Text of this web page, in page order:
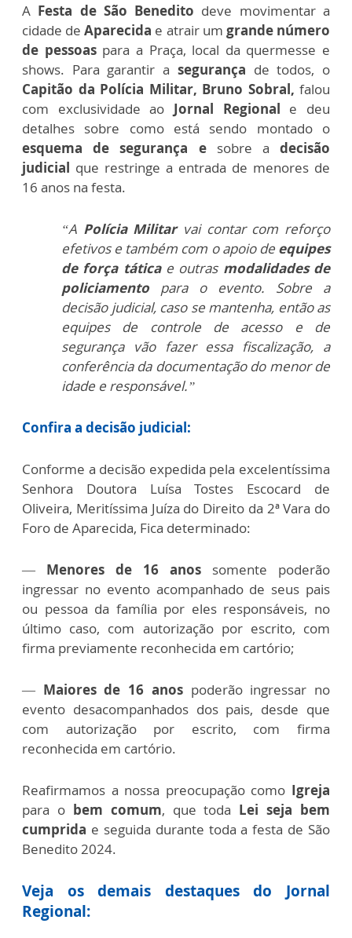
A Festa de São Benedito deve movimentar a
cidade deAparecida e atrair um grande número
de pessoaspara a Praça, local da quermesse e
shows. Para garantir a segurança de todos, o
Capitão da Polícia Militar, Bruno Sobral, falou
com exclusividade ao Jornal Regional e deu
detalhes sobre como está sendo montado o
esquema de segurança e sobre a decisão
judicial que restringe a entrada de menores de
16 anos na festa.
“A Polícia Militarvai contar com reforço
efetivos e também com o apoio de equipes
de força táticae outras modalidades de
policiamento para o evento. Sobre a
decisão judicial, caso se mantenha, então as
equipes de controle de acesso e de
segurança vão fazer essa fiscalização, a
conferência da documentação do menor de
idade e responsável.”
Confira a decisão judicial:
Conforme a decisão expedida pela excelentíssima
Senhora Doutora Luísa Tostes Escocard de
Oliveira, Meritíssima Juíza do Direito da 2ª Vara do
Foro de Aparecida, Fica determinado:
— Menores de 16 anos somente poderão
ingressar no evento acompanhado de seus pais
ou pessoa da família por eles responsáveis, no
último caso, com autorização por escrito, com
firma previamente reconhecida em cartório;
— Maiores de 16 anospoderão ingressar no
evento desacompanhados dos pais, desde que
com autorização por escrito, com firma
reconhecida em cartório.
Reafirmamos a nossa preocupação como Igreja
para o bem comum, que toda Lei seja bem
cumprida e seguida durante toda a festa de São
Benedito 2024.
Veja os demais destaques do Jornal
Regional: